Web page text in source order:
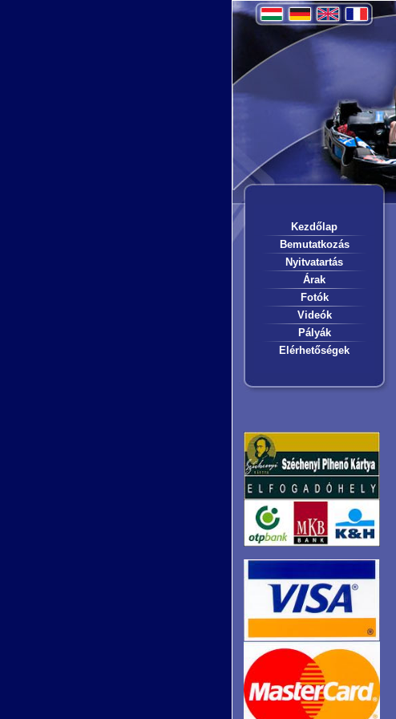
Kezdőlap
Bemutatkozás
Nyitvatartás
Árak
Fotók
Videók
Pályák
Elérhetőségek